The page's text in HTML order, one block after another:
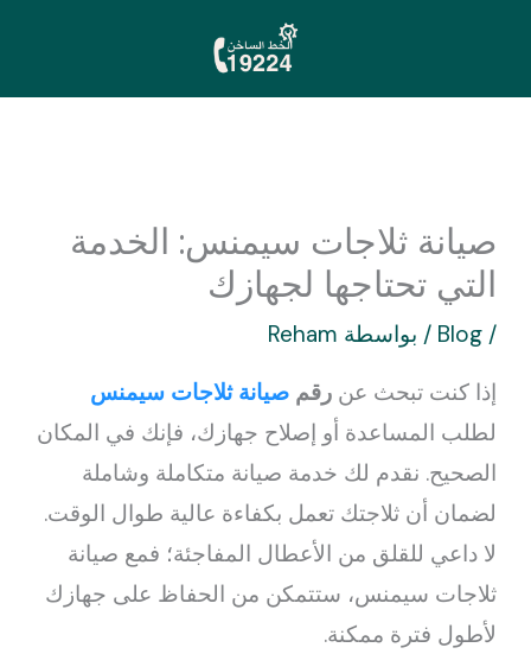
المحتوى
صيانة ثلاجات سيمنس: الخدمة
التي تحتاجها لجهازك
/
Blog / بواسطة Reham
إذا كنت تبحث عنرقمصيانة ثلاجات سيمنس
لطلب المساعدة أو إصلاح جهازك، فإنك في المكان
الصحيح. نقدم لك خدمة صيانة متكاملة وشاملة
لضمان أن ثلاجتك تعمل بكفاءة عالية طوال الوقت.
لا داعي للقلق من الأعطال المفاجئة؛ فمع صيانة
ثلاجات سيمنس، ستتمكن من الحفاظ على جهازك
لأطول فترة ممكنة.